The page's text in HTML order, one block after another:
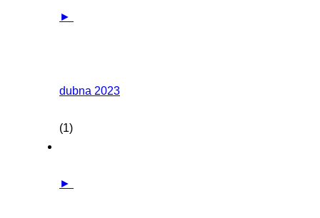
►
dubna 2023
(1)
►